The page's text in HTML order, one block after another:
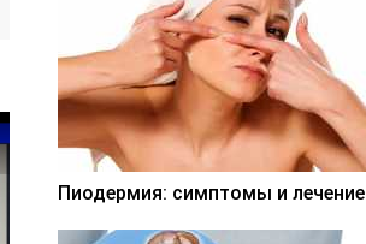
Пиодермия: симптомы и лечение